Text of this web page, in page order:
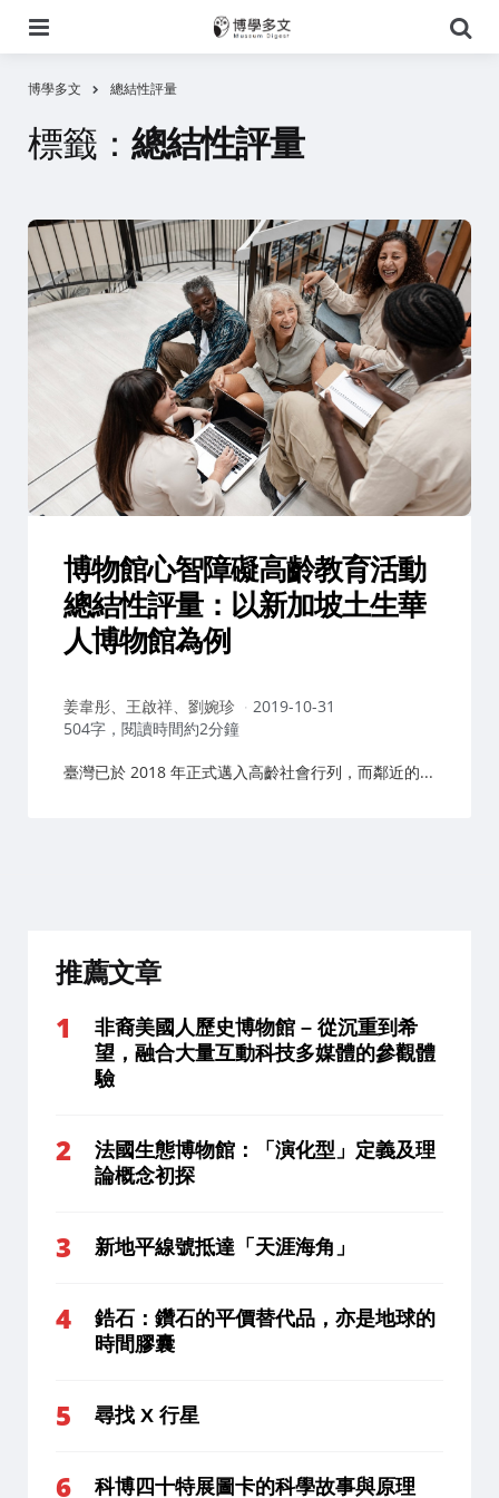
尋
博學多文 總結性評量
標籤： 總結性評量
博物館心智障礙高齡教育活動
總結性評量：以新加坡土生華
人博物館為例
作
者：
姜韋彤、王啟祥、劉婉珍
2019-10-31
504字，閱讀時間約2分鐘
臺灣已於 2018 年正式邁入高齡社會行列，而鄰近的...
推薦文章
非裔美國人歷史博物館 – 從沉重到希
望，融合大量互動科技多媒體的參觀體
驗
法國生態博物館：「演化型」定義及理
論概念初探
新地平線號抵達「天涯海角」
鋯石：鑽石的平價替代品，亦是地球的
時間膠囊
尋找 X 行星
科博四十特展圖卡的科學故事與原理